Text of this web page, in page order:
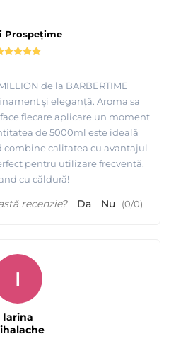
Prospețime
de la BARBERTIME
și eleganță. Aroma sa
fiecare aplicare un moment
de 5000ml este ideală
combine calitatea cu avantajul
pentru utilizare frecventă.
cu căldură!
recenzie? Da Nu (0/0)
I
Iarina